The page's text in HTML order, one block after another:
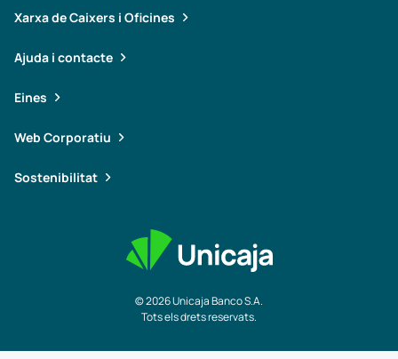
© 2026 Unicaja Banco S.A.
Tots els drets reservats.
Xarxa de Caixers i Oficines
Ajuda i contacte
Eines
Web Corporatiu
Sostenibilitat